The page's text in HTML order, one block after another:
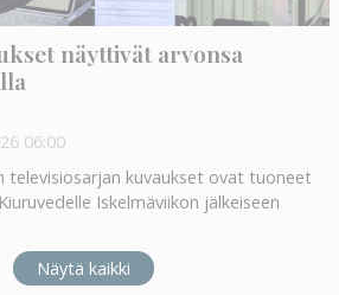
näyttivät arvonsa
06:00
televisiosarjan kuvaukset ovat tuoneet
Iskelmäviikon jälkeiseen
Näytä kaikki